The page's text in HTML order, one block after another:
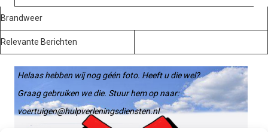
Brandweer
Relevante Berichten
Helaas hebben wij nog géén foto. Heeft u die wel?
Graag gebruiken we die. Stuur hem op naar:
voertuigen@hulpverleningsdiensten.nl